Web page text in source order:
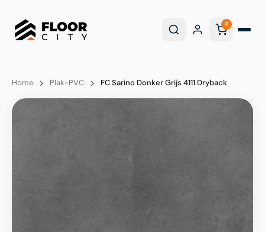
0
Home Plak-PVC FC Sarino Donker Grijs 4111 Dryback